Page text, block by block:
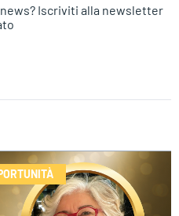
Iscriviti alla newsletter